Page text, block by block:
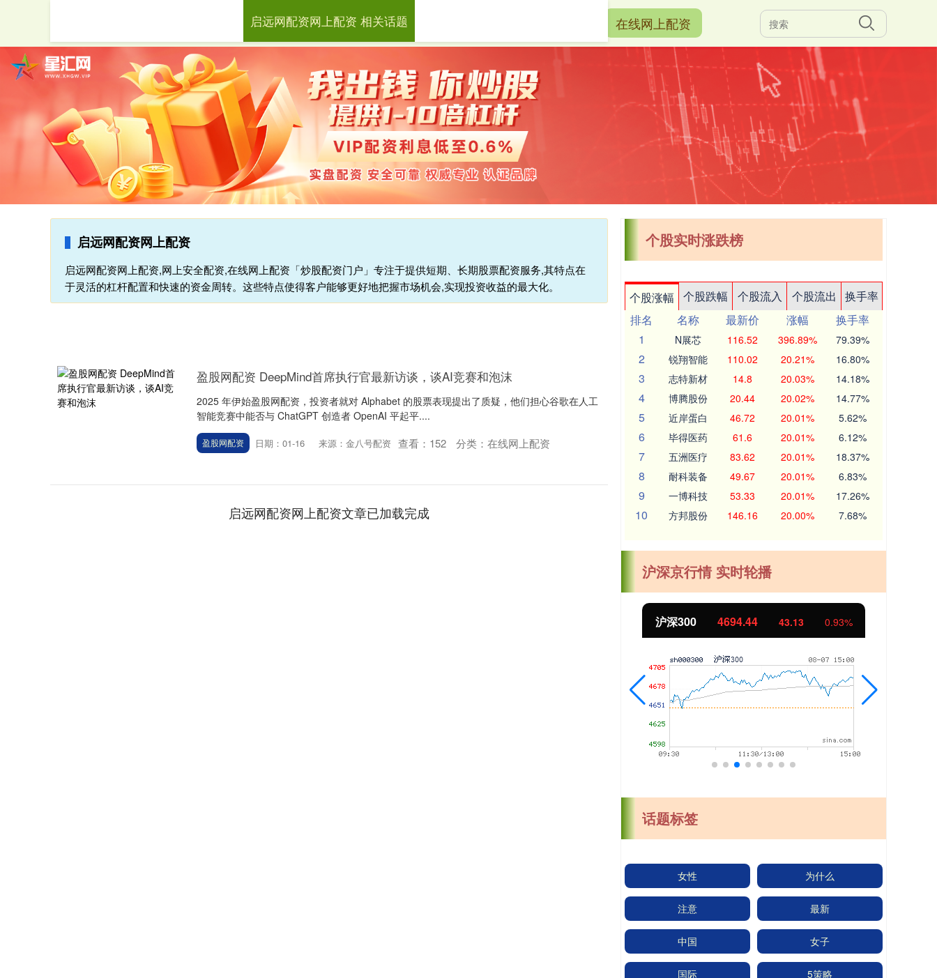
首页 启远网配资网上配资 在线网上配资
启远网配资网上配资
启远网配资网上配资,网上安全配资,在线网上配资「炒股配资门户」专注于提供短期、长期股票配资服务,其特点在
于灵活的杠杆配置和快速的资金周转。这些特点使得客户能够更好地把握市场机会,实现投资收益的最大化。
启远网配资网上配资 相关话题
盈股网配资 DeepMind首席执行官最新访谈，谈AI竞赛和泡沫
2025 年伊始盈股网配资，投资者就对 Alphabet 的股票表现提出了质疑，他们担心谷歌在人工
智能竞赛中能否与 ChatGPT 创造者 OpenAI 平起平....
盈股网配资 日期：01-16 来源：金八号配资 查看： 152 分类： 在线网上配资
启远网配资网上配资文章已加载完成
个股实时涨跌榜
个股涨幅 个股跌幅 个股流入 个股流出
换手率
排名
名称 最新价 涨幅
换手率
1
N展芯 116.52 396.89% 79.39%
2 锐翔智能 110.02 20.21% 16.80%
3 志特新材 14.8 20.03% 14.18%
4 博腾股份 20.44 20.02% 14.77%
5 近岸蛋白 46.72 20.01% 5.62%
6 毕得医药 61.6 20.01% 6.12%
7 五洲医疗 83.62 20.01% 18.37%
8 耐科装备 49.67 20.01% 6.83%
9 一博科技 53.33 20.01% 17.26%
10 方邦股份 146.16 20.00% 7.68%
沪深京行情 实时轮播
沪深300 4694.44 43.13 0.93%
话题标签
女性 为什么
注意 最新
中国 女子
国际 5策略